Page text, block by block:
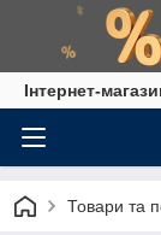
Інтернет-
Товари та